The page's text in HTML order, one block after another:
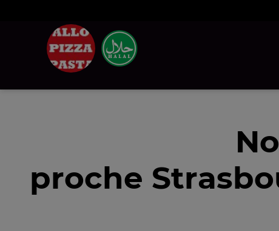
proche